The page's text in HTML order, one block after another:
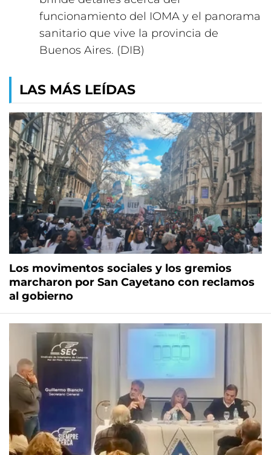
funcionamiento del IOMA y el panorama
sanitario que vive la provincia de
Buenos Aires. (DIB)
LAS MÁS LEÍDAS
Los movimentos sociales y los gremios
marcharon por San Cayetano con reclamos
al gobierno